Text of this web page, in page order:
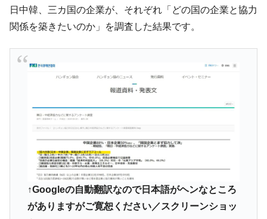
『Money1』
韓国K9専用砲弾･装薬自動供給装甲車両･珍
兵器「K10」が改良に乗り出す。
『Money1』
体だけで410億ドル、輸出全体の41％もある
韓国･李在明「青年層の雇用状況が悪い。せ
や、若者に起業させよう」⇒ どんな雇用対策だソレ。
『Money1』
【韓国の外貨準備】2026年07月は4,279億ド
『Money1』
韓国「ここは北朝鮮なのか。選管がサーバ
ーにウソのデータを入力したのは明白だ」
『Money1』
韓国･李在明さっそく不動産対策で浅薄な発
日中韓、三カ国の企業が、それぞれ「どの国の企業と協力
関係を築きたいのか」を調査した結果です。
↑Googleの自動翻訳なので日本語がヘンなところ
がありますがご寛恕ください／スクリーンショッ